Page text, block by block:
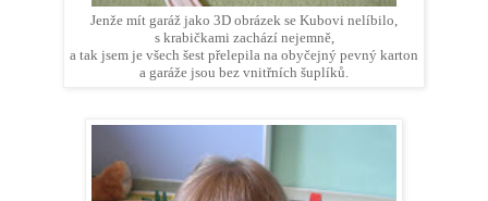
Jenže mít garáž jako 3D obrázek se Kubovi nelíbilo,
s krabičkami zachází nejemně,
a tak jsem je všech šest přelepila na obyčejný pevný karton
a garáže jsou bez vnitřních šuplíků.